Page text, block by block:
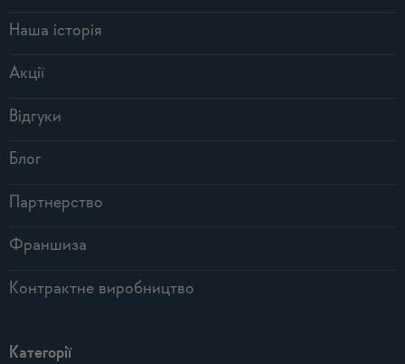
Наша історія
Акції
Відгуки
Блог
Партнерство
Франшиза
Контрактне виробництво
Категорії